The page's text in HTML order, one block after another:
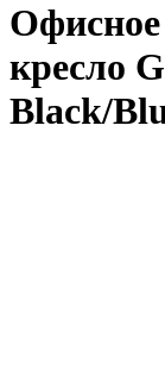
Офисное
кресло
Black/